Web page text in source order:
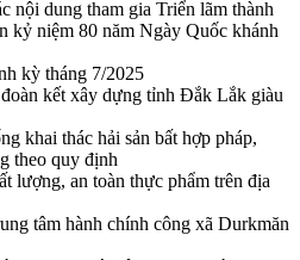
nội dung tham gia Triển lãm thành
kỷ niệm 80 năm Ngày Quốc khánh
kỳ tháng 7/2025
kết xây dựng tỉnh Đắk Lắk giàu
khai thác hải sản bất hợp pháp,
theo quy định
lượng, an toàn thực phẩm trên địa
tâm hành chính công xã Durkmăn